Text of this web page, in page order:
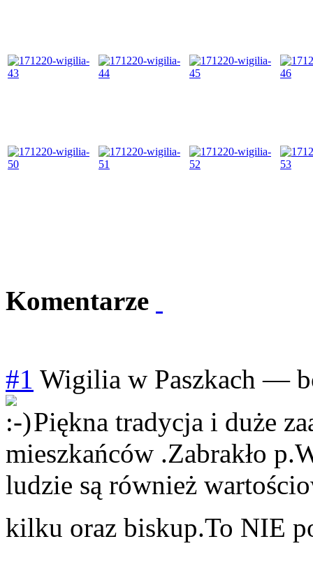
Komentarze
#1 Wigilia w Paszkach —
Piękna tradycja i duże
mieszkańców .Zabrakło
ludzie są również
kilku oraz biskup.To NIE